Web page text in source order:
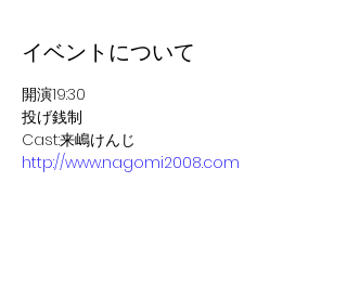
イベントについて
開演19:30
投げ銭制
Cast:来嶋けんじ
http://www.nagomi2008.com